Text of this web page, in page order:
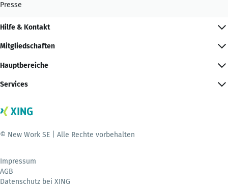
Presse
Hilfe & Kontakt
Mitgliedschaften
Hauptbereiche
Services
© New Work SE | Alle Rechte vorbehalten
Impressum
AGB
Datenschutz bei XING